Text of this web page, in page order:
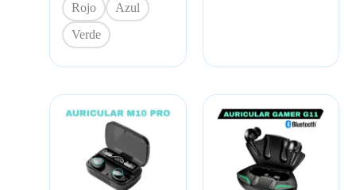
Rojo
Azul
Verde